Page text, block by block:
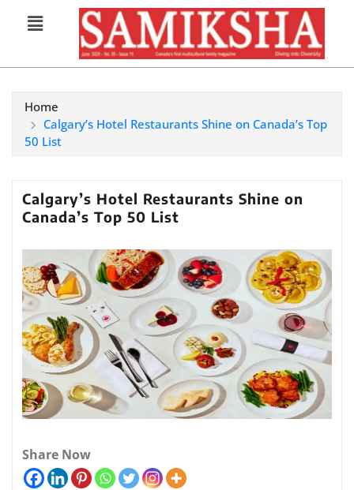
Home
Calgary’s Hotel Restaurants Shine on Canada’s Top
50 List
Calgary’s Hotel Restaurants Shine on
Canada’s Top 50 List
Share Now